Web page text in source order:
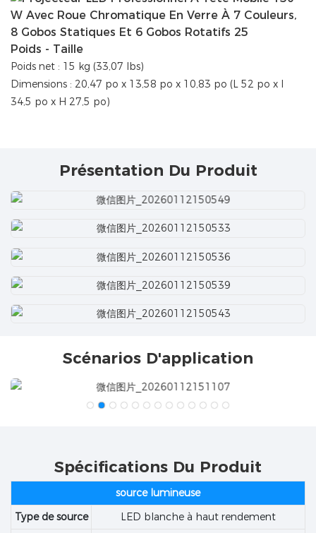
Poids - Taille
Poids net : 15 kg (33,07 lbs)
Dimensions : 20,47 po x 13,58 po x 10,83 po (L 52 po x l
34,5 po x H 27,5 po)
Présentation Du Produit
Scénarios D'application
Spécifications Du Produit
source lumineuse
Type de source
LED blanche à haut rendement